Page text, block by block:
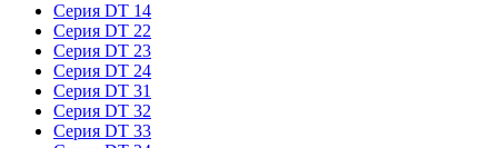
Серия DT 14
Серия DT 22
Серия DT 23
Серия DT 24
Серия DT 31
Серия DT 32
Серия DT 33